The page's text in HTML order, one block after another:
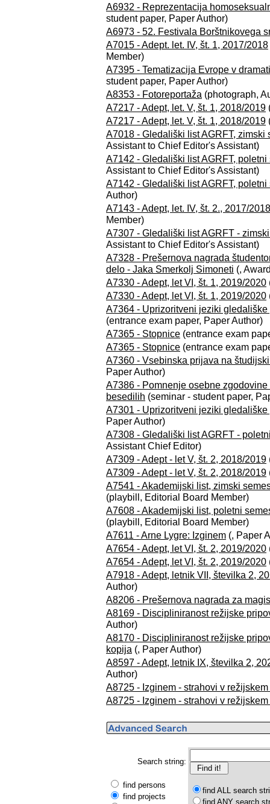
A6932 - Reprezentacija
student paper, Paper Author)
A6973 - 52. Festivala Borštnikovega
A7015 - Adept. let. IV, št. 1, 2017/2018
Member)
A7395 - Tematizacija Evrope v
student paper, Paper Author)
A8353 - Fotoreportaža (photograph,
A7217 - Adept, let. V, št. 1, 2018/2019
A7217 - Adept, let. V, št. 1, 2018/2019
A7018 - Gledališki list AGRFT, zimski
Assistant to Chief Editor's Assistant)
A7142 - Gledališki list AGRFT,
Assistant to Chief Editor's Assistant)
A7142 - Gledališki list AGRFT,
Author)
A7143 - Adept, let. IV, št. 2., 2017/2018
Member)
A7307 - Gledališki list AGRFT -
Assistant to Chief Editor's Assistant)
A7328 - Prešernova nagrada
delo - Jaka Smerkolj Simoneti (,
A7330 - Adept, let VI, št. 1, 2019/2020
A7330 - Adept, let VI, št. 1, 2019/2020
A7364 - Uprizoritveni jeziki
(entrance exam paper, Paper Author)
A7365 - Stopnice (entrance exam
A7365 - Stopnice (entrance exam
A7360 - Vsebinska prijava na
Paper Author)
A7386 - Pomnenje osebne
besedilih (seminar - student paper,
A7301 - Uprizoritveni jeziki
Paper Author)
A7308 - Gledališki list AGRFT -
Assistant Chief Editor)
A7309 - Adept - let V, št. 2, 2018/2019
A7309 - Adept - let V, št. 2, 2018/2019
A7541 - Akademijski list, zimski
(playbill, Editorial Board Member)
A7608 - Akademijski list, poletni
(playbill, Editorial Board Member)
A7611 - Arne Lygre: Izginem (, Paper
A7654 - Adept, let VI, št. 2, 2019/2020
A7654 - Adept, let VI, št. 2, 2019/2020
A7918 - Adept, letnik VII, številka 2,
Author)
A8206 - Prešernova nagrada za
A8169 - Discipliniranost režijske
Author)
A8170 - Discipliniranost režijske
kopija (, Paper Author)
A8597 - Adept, letnik IX, številka 2,
Author)
A8725 - Izginem - strahovi v
A8725 - Izginem - strahovi v
Search string:
find persons
find projects
find ALL search
find ANY search